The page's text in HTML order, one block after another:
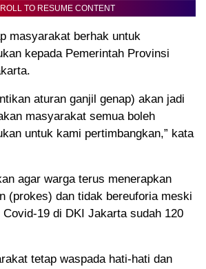
TO RESUME CONTENT
masyarakat berhak untuk
kepada Pemerintah Provinsi
aturan ganjil genap) akan jadi
masyarakat semua boleh
untuk kami pertimbangkan,” kata
agar warga terus menerapkan
(prokes) dan tidak bereuforia meski
19 di DKI Jakarta sudah 120
tetap waspada hati-hati dan